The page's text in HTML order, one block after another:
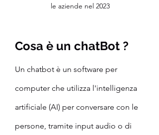
le aziende nel 2023
Cosa è un chatBot ?
Un chatbot è un software per
computer che utilizza l'intelligenza
artificiale (AI) per conversare con le
persone, tramite input audio o di